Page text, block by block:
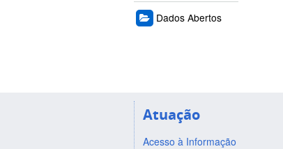
Dados Abertos
Atuação
Acesso à Informação